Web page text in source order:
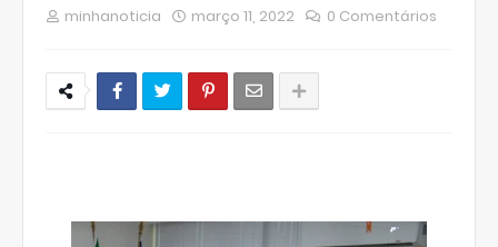
minhanoticia março 11, 2022 0 Comentários